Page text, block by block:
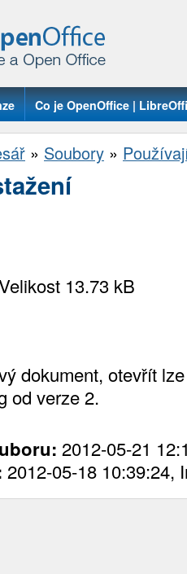
Co je OpenOffice |
» Soubory »
13.73 kB
dokument, otevřít
od verze 2.
2012-05-21
2012-05-18 10:39:24,